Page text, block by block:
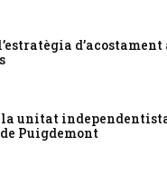
unitat
Puigdemont